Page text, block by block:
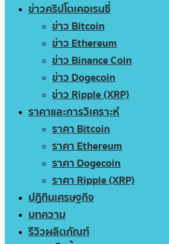
ข่าวคริปโตเคอเรนซี่
ข่าว Bitcoin
ข่าว Ethereum
ข่าว Binance Coin
ข่าว Dogecoin
ข่าว Ripple (XRP)
ราคาและการวิเคราะห์
ราคา Bitcoin
ราคา Ethereum
ราคา Dogecoin
ราคา Ripple (XRP)
ปฏิทินเศรษฐกิจ
บทความ
รีวิวผลิตภัณฑ์